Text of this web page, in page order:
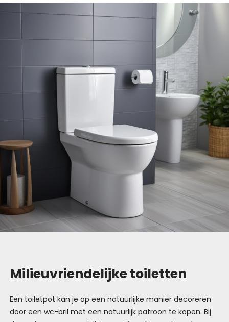
Milieuvriendelijke toiletten
Een toiletpot kan je op een natuurlijke manier decoreren
door een wc-bril met een natuurlijk patroon te kopen. Bij